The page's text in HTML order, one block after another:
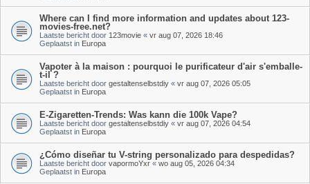
Where can I find more information and updates about 123-
movies-free.net?
Laatste bericht door 123movie « vr aug 07, 2026 18:46
Geplaatst in Europa
Vapoter à la maison : pourquoi le purificateur d'air s'emballe-
t-il ?
Laatste bericht door gestaltenselbstdiy « vr aug 07, 2026 05:05
Geplaatst in Europa
E-Zigaretten-Trends: Was kann die 100k Vape?
Laatste bericht door gestaltenselbstdiy « vr aug 07, 2026 04:54
Geplaatst in Europa
¿Cómo diseñar tu V-string personalizado para despedidas?
Laatste bericht door vapormoYxr « wo aug 05, 2026 04:34
Geplaatst in Europa